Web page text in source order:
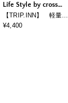
Life Style by cross
marche
【TRIP.INN】 軽量パ
チパチトリップポー
¥4,400